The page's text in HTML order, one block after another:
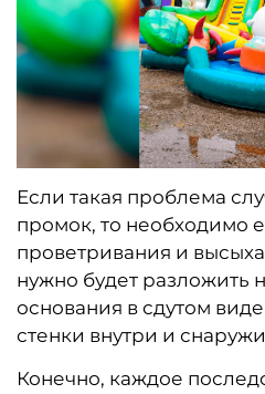
Если такая проблема
промок, то необходимо
проветривания и
нужно будет разложить
основания в сдутом
стенки внутри и
Конечно, каждое